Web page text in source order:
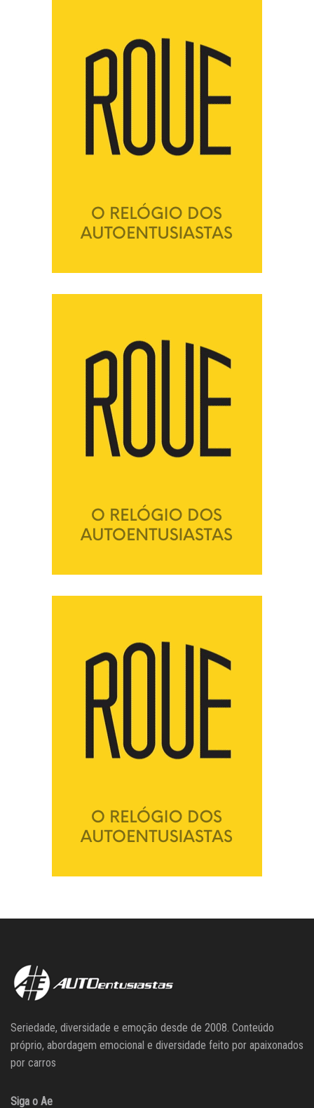
Seriedade, diversidade e emoção desde de 2008. Conteúdo
próprio, abordagem emocional e diversidade feito por apaixonados
por carros
Siga o Ae